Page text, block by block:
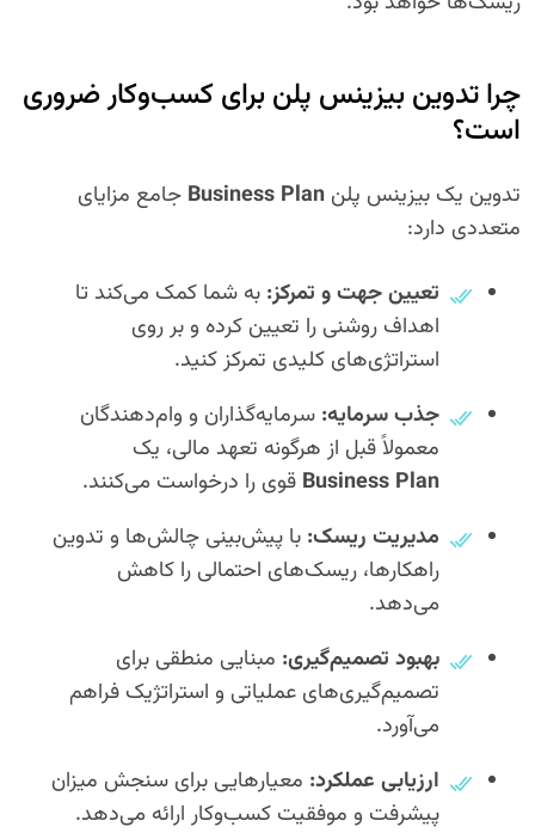
چرا تدوین بیزینس پلن برای کسب‌وکار ضروری
است؟
تدوین یک بیزینس پلن Business Plan جامع مزایای
متعددی دارد:
تعیین جهت و تمرکز: به شما کمک می‌کند تا
اهداف روشنی را تعیین کرده و بر روی
استراتژی‌های کلیدی تمرکز کنید.
جذب سرمایه: سرمایه‌گذاران و وام‌دهندگان
معمولاً قبل از هرگونه تعهد مالی، یک
Business Plan قوی را درخواست می‌کنند.
مدیریت ریسک: با پیش‌بینی چالش‌ها و تدوین
راهکارها، ریسک‌های احتمالی را کاهش
می‌دهد.
بهبود تصمیم‌گیری: مبنایی منطقی برای
تصمیم‌گیری‌های عملیاتی و استراتژیک فراهم
می‌آورد.
ارزیابی عملکرد: معیارهایی برای سنجش میزان
پیشرفت و موفقیت کسب‌وکار ارائه می‌دهد.